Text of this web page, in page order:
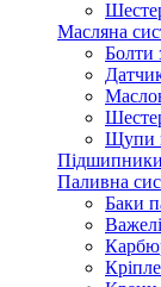
Масляна
Болти
Щупи
Підшипники
Паливна
Баки